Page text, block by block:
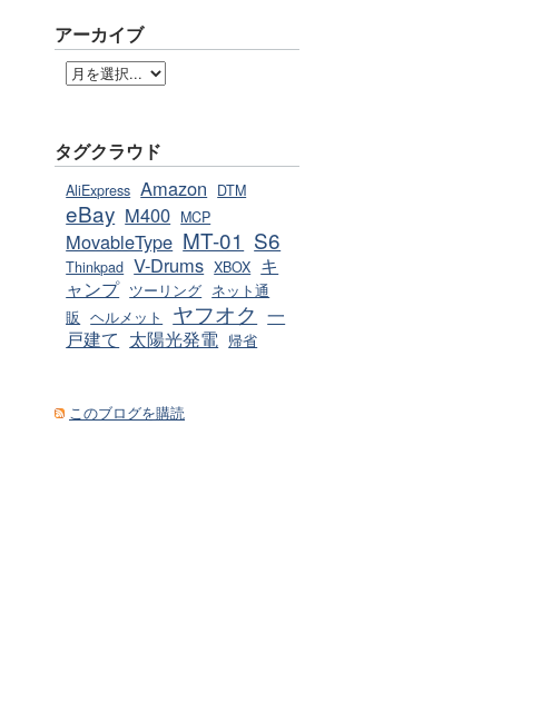
アーカイブ
タグクラウド
AliExpress Amazon DTM
eBay M400 MCP
MovableType MT-01 S6
Thinkpad V-Drums XBOX キ
ャンプ ツーリング ネット通
販 ヘルメット ヤフオク 一
戸建て 太陽光発電 帰省
このブログを購読